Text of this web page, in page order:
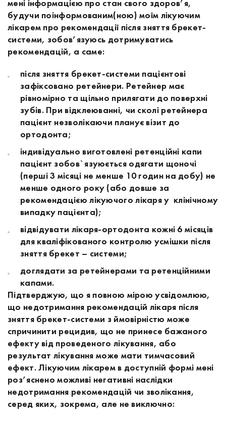
мені інформацією про стан свого здоров’я,
будучи поінформованим(ною) моїм лікуючим
лікарем про рекомендації після зняття брекет-
системи, зобов’язуюсь дотримуватись
рекомендацій, а саме:
після зняття брекет-системи пацієнтові
зафіксовано ретейнери. Ретейнер має
рівномірно та щільно прилягати до поверхні
зубів. При відклеюванні, чи сколі ретейнера
пацієнт незволікаючи планує візит до
ортодонта;
індивідуально виготовлені ретенційні капи
пацієнт зобов`язуюється одягати щоночі
(перші 3 місяці не менше 10 годин на добу) не
менше одного року (або довше за
рекомендацією лікуючого лікаря у клінічному
випадку пацієнта);
відвідувати лікаря-ортодонта кожні 6 місяців
для кваліфікованого контролю усмішки після
зняття брекет – системи;
доглядати за ретейнерами та ретенційними
капами.
Підтверджую, що я повною мірою усвідомлюю,
що недотримання рекомендацій лікаря після
зняття брекет-системи з ймовірністю може
спричинити рецидив, що не принесе бажаного
ефекту від проведеного лікування, або
результат лікування може мати тимчасовий
ефект. Лікуючим лікарем в доступній формі мені
роз’яснено можливі негативні наслідки
недотримання рекомендацій чи зволікання,
серед яких, зокрема, але не виключно: